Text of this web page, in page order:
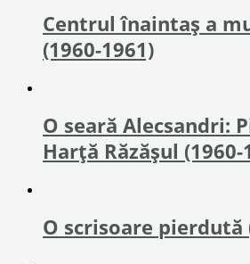
Centrul înaintaş a
(1960-1961)
O seară Alecsandri:
Harță Răzăşul (1960-
O scrisoare pierdută